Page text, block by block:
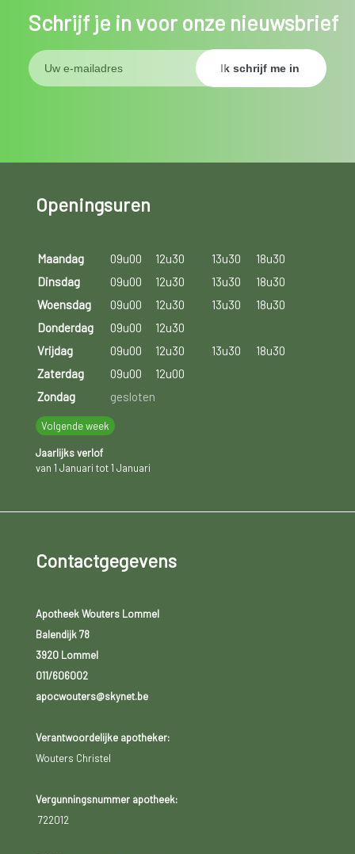
Schrijf je in voor onze nieuwsbrief
Openingsuren
Maandag 09u00 12u30 13u30
18u30
Dinsdag
09u00 12u30 13u30
18u30
Woensdag
09u00 12u30 13u30
18u30
Donderdag
09u00
12u30
Vrijdag
09u00 12u30 13u30
18u30
Zaterdag
09u00
12u00
Zondag
gesloten
Volgende week
Jaarlijks verlof
van 1 Januari tot 1 Januari
Contactgegevens
Apotheek Wouters Lommel
Balendijk 78
3920 Lommel
011/606002
apocwouters@skynet.be
Verantwoordelijke apotheker:
Wouters Christel
Vergunningsnummer apotheek:
722012